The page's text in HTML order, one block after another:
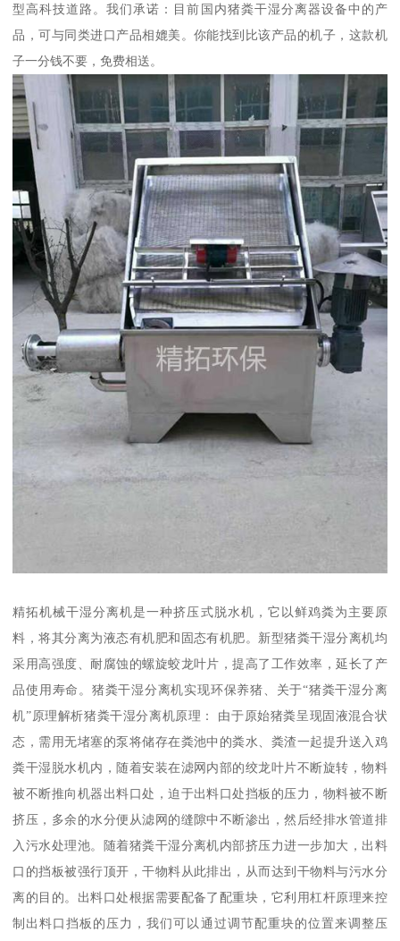
型高科技道路。我们承诺：目前国内猪粪干湿分离器设备中的产
品，可与同类进口产品相媲美。你能找到比该产品的机子，这款机
子一分钱不要，免费相送。
精拓机械干湿分离机是一种挤压式脱水机，它以鲜鸡粪为主要原
料，将其分离为液态有机肥和固态有机肥。新型猪粪干湿分离机均
采用高强度、耐腐蚀的螺旋蛟龙叶片，提高了工作效率，延长了产
品使用寿命。猪粪干湿分离机实现环保养猪、关于“猪粪干湿分离
机”原理解析猪粪干湿分离机原理： 由于原始猪粪呈现固液混合状
态，需用无堵塞的泵将储存在粪池中的粪水、粪渣一起提升送入鸡
粪干湿脱水机内，随着安装在滤网内部的绞龙叶片不断旋转，物料
被不断推向机器出料口处，迫于出料口处挡板的压力，物料被不断
挤压，多余的水分便从滤网的缝隙中不断渗出，然后经排水管道排
入污水处理池。随着猪粪干湿分离机内部挤压力进一步加大，出料
口的挡板被强行顶开，干物料从此排出，从而达到干物料与污水分
离的目的。出料口处根据需要配备了配重块，它利用杠杆原理来控
制出料口挡板的压力，我们可以通过调节配重块的位置来调整压